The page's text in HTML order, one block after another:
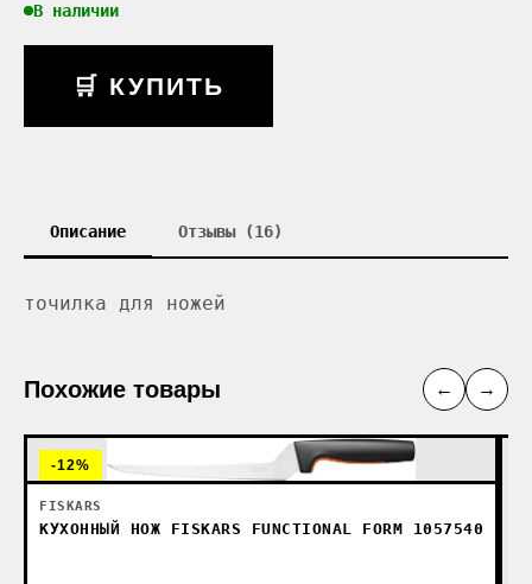
В наличии
🛒 КУПИТЬ
Описание Отзывы (16)
точилка для ножей
Похожие товары ← →
-12%
FISKARS
КУХОННЫЙ НОЖ FISKARS FUNCTIONAL FORM 1057540